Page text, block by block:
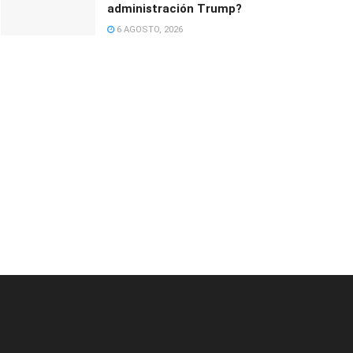
administración Trump?
6 AGOSTO, 2026